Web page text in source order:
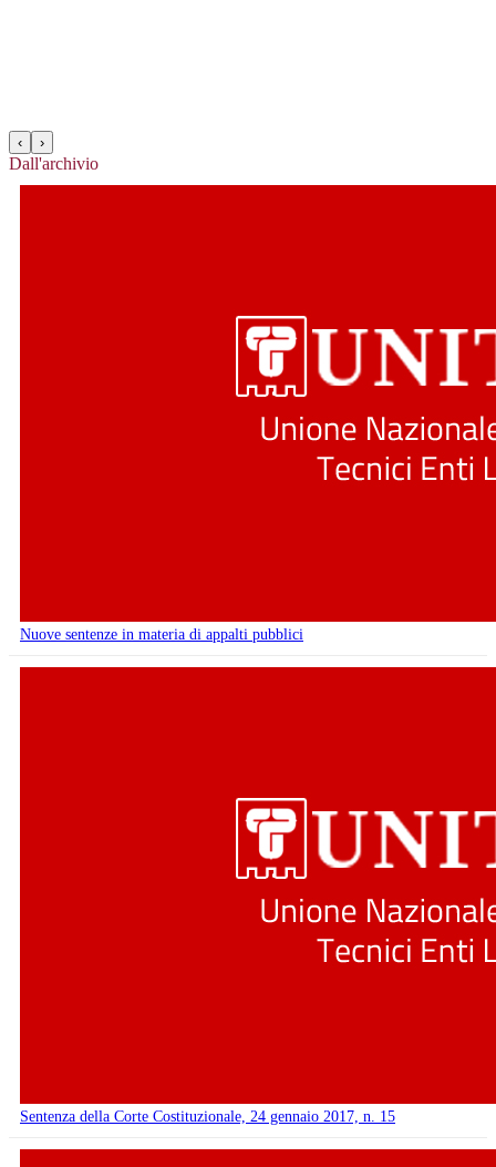
‹ ›
Dall'archivio
Nuove sentenze in materia di appalti pubblici
Sentenza della Corte Costituzionale, 24 gennaio 2017, n. 15